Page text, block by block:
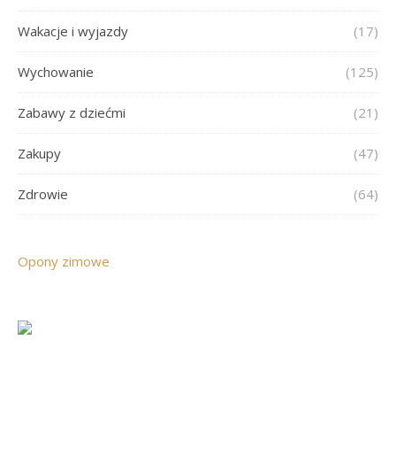
Wakacje i wyjazdy (17)
Wychowanie (125)
Zabawy z dziećmi (21)
Zakupy (47)
Zdrowie (64)
Opony zimowe